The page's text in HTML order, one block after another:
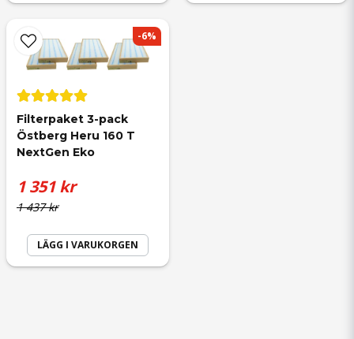
Filterpaket 3-pack
Östberg Heru 160 T
NextGen Eko
1 437 kr
1 351 kr
LÄGG I VARUKORGEN
-6%